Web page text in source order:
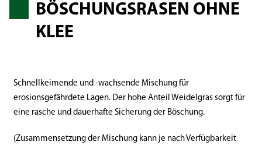
BÖSCHUNGSRASEN OHNE
KLEE
Schnellkeimende und -wachsende Mischung für
erosionsgefährdete Lagen. Der hohe Anteil Weidelgras sorgt für
eine rasche und dauerhafte Sicherung der Böschung.
(Zusammensetzung der Mischung kann je nach Verfügbarkeit